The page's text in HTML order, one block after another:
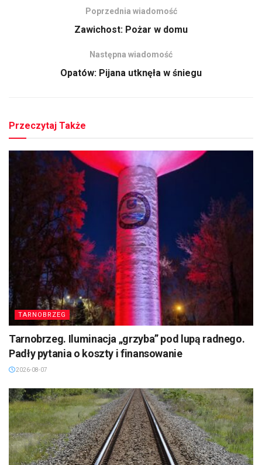
Poprzednia wiadomość
Zawichost: Pożar w domu
Następna wiadomość
Opatów: Pijana utknęła w śniegu
Przeczytaj Także
TARNOBRZEG
Tarnobrzeg. Iluminacja „grzyba” pod lupą radnego.
Padły pytania o koszty i finansowanie
2026-08-07